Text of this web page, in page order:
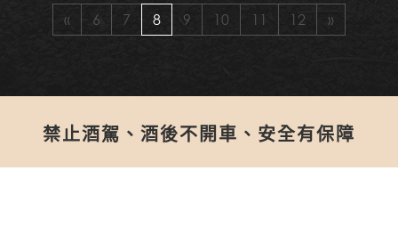
« 6 7 8 9 10 11 12 »
禁止酒駕、酒後不開車、安全有保障